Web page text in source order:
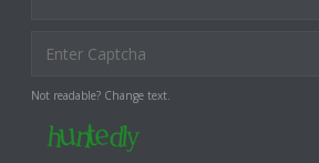
Not readable? Change text.